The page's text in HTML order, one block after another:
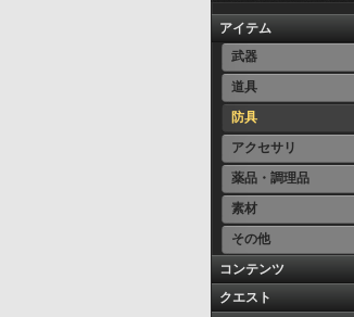
アイテム
武器
道具
防具
アクセサリ
薬品・調理品
素材
その他
コンテンツ
クエスト